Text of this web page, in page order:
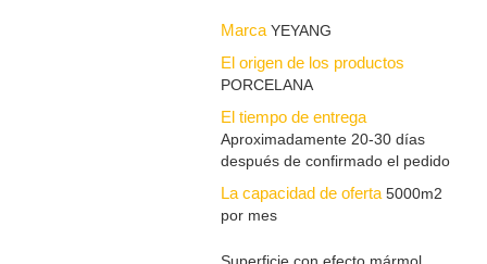
Marca YEYANG
El origen de los productos
PORCELANA
El tiempo de entrega
Aproximadamente 20-30 días
después de confirmado el pedido
La capacidad de oferta 5000m2
por mes
Superficie con efecto mármol,